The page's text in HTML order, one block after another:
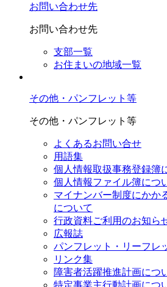
お問い合わせ先
お問い合わせ先
支部一覧
お住まいの地域一覧
その他・パンフレット等
その他・パンフレット等
よくあるお問い合せ
用語集
個人情報取扱事務登録簿
個人情報ファイル簿につ
マイナンバー制度にかか
について
行政資料ご利用のお知ら
広報誌
パンフレット・リーフレ
リンク集
障害者活躍推進計画につ
特定事業主行動計画につ